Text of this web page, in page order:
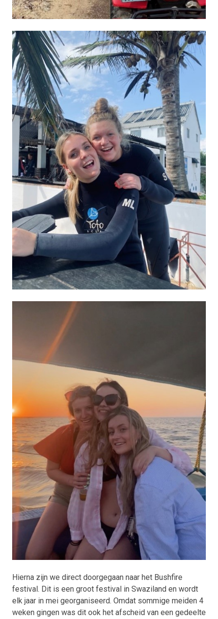
Hierna zijn we direct doorgegaan naar het Bushfire
festival. Dit is een groot festival in Swaziland en wordt
elk jaar in mei georganiseerd. Omdat sommige meiden 4
weken gingen was dit ook het afscheid van een gedeelte